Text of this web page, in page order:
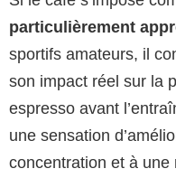
particulièrement
sportifs amateurs, il
son impact réel sur la
espresso avant
une sensation
concentration et à une